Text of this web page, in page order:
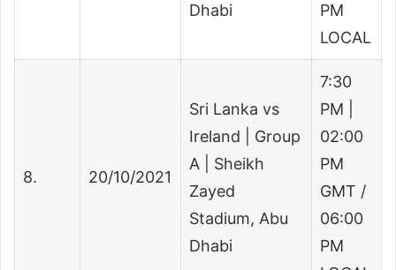
Dhabi
PM
LOCAL
8. 20/10/2021
Sri Lanka vs
Ireland | Group
A | Sheikh
Zayed
Stadium, Abu
Dhabi
7:30
PM |
02:00
PM
GMT /
06:00
PM